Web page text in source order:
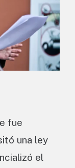
fue
una ley
el